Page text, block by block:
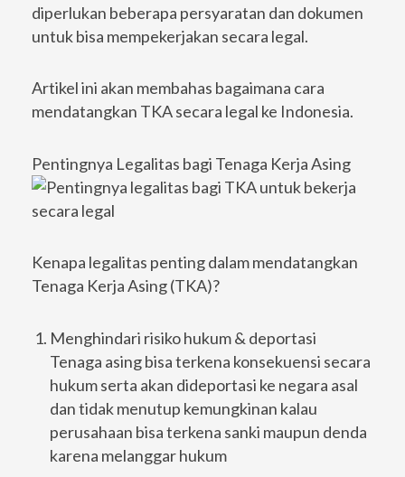
diperlukan beberapa persyaratan dan dokumen
untuk bisa mempekerjakan secara legal.
Artikel ini akan membahas bagaimana cara
mendatangkan TKA secara legal ke Indonesia.
Pentingnya Legalitas bagi Tenaga Kerja Asing
Kenapa legalitas penting dalam mendatangkan
Tenaga Kerja Asing (TKA)?
Menghindari risiko hukum & deportasi
Tenaga asing bisa terkena konsekuensi secara
hukum serta akan dideportasi ke negara asal
dan tidak menutup kemungkinan kalau
perusahaan bisa terkena sanki maupun denda
karena melanggar hukum